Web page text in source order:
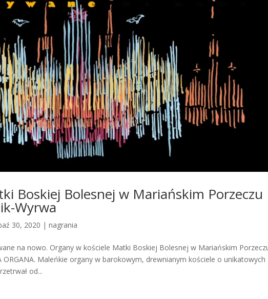
Boskiej Bolesnej w Mariańskim
Wyrwa
30, 2020 |nagrania
na nowo. Organy w kościele Matki Boskiej Bolesnej w Mariańskim
ORGANA. Maleńkie organy w barokowym, drewnianym kościele o unikatowych
od...